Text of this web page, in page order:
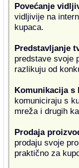
Povećanje
vidljivije na
kupaca.
Predstavljanje
predstave svoje
razlikuju od
Komunikacija s
komuniciraju s
mreža i drugih
Prodaja
prodaju svoje
praktično za